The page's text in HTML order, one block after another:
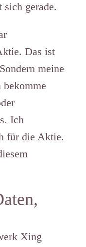
sich gerade.
Das ist
meine
Ich
für die Aktie.
Xing